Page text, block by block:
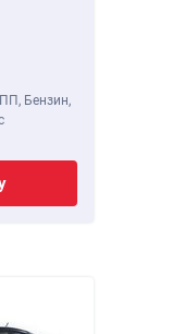
Бензин,